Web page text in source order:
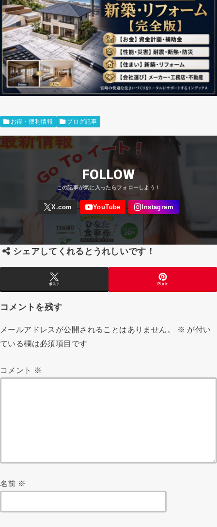
お得・便利情報 ブログ記事
FOLLOW
シェアしてくれるとうれしいです！
ポスト Pin it
コメントを残す
メールアドレスが公開されることはありません。 ※ が付い
ている欄は必須項目です
コメント ※
名前 ※